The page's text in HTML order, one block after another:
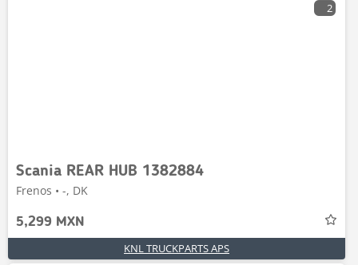
2
Scania REAR HUB 1382884
Frenos • -, DK
5,299 MXN
KNL TRUCKPARTS APS